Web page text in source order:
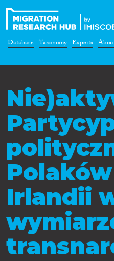
Database Taxonomy Experts
Irlandii